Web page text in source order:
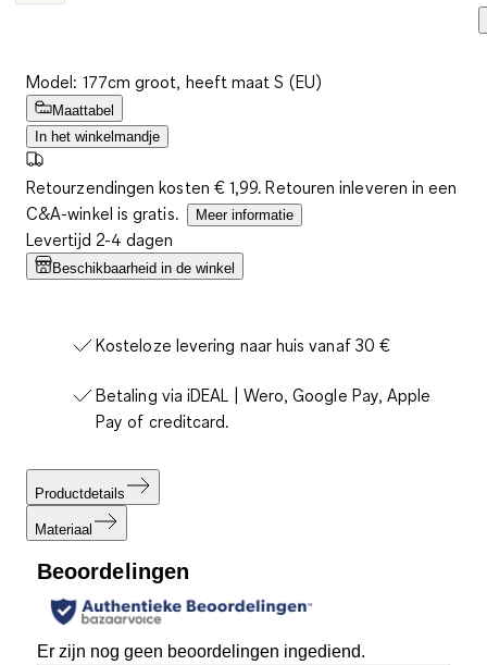
Model: 177cm groot, heeft maat S (EU)
Maattabel
In het winkelmandje
Retourzendingen kosten € 1,99. Retouren inleveren in een
C&A-winkel is gratis.
Meer informatie
Levertijd 2-4 dagen
Beschikbaarheid in de winkel
Kosteloze levering naar huis vanaf 30 €
Betaling via iDEAL | Wero, Google Pay, Apple
Pay of creditcard.
Productdetails
Materiaal
Beoordelingen
Er zijn nog geen beoordelingen ingediend.